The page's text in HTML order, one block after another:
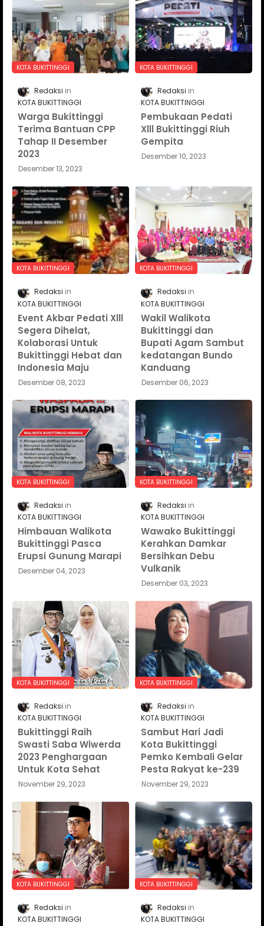
KOTA BUKITTINGGI
Redaksi
KOTA BUKITTINGGI
Warga Bukittinggi
Terima Bantuan CPP
Tahap II Desember
2023
Desember 13, 2023
KOTA BUKITTINGGI
Redaksi
KOTA BUKITTINGGI
Pembukaan Pedati
Xlll Bukittinggi Riuh
Gempita
Desember 10, 2023
KOTA BUKITTINGGI
Redaksi
KOTA BUKITTINGGI
Event Akbar Pedati Xlll
Segera Dihelat,
Kolaborasi Untuk
Bukittinggi Hebat dan
Indonesia Maju
Desember 08, 2023
KOTA BUKITTINGGI
Redaksi
KOTA BUKITTINGGI
Wakil Walikota
Bukittinggi dan
Bupati Agam Sambut
kedatangan Bundo
Kanduang
Desember 06, 2023
KOTA BUKITTINGGI
Redaksi
KOTA BUKITTINGGI
Himbauan Walikota
Bukittinggi Pasca
Erupsi Gunung Marapi
Desember 04, 2023
KOTA BUKITTINGGI
Redaksi
KOTA BUKITTINGGI
Wawako Bukittinggi
Kerahkan Damkar
Bersihkan Debu
Vulkanik
Desember 03, 2023
KOTA BUKITTINGGI
Redaksi
KOTA BUKITTINGGI
Bukittinggi Raih
Swasti Saba Wiwerda
2023 Penghargaan
Untuk Kota Sehat
November 29, 2023
KOTA BUKITTINGGI
Redaksi
KOTA BUKITTINGGI
Sambut Hari Jadi
Kota Bukittinggi
Pemko Kembali Gelar
Pesta Rakyat ke-239
November 29, 2023
KOTA BUKITTINGGI
Redaksi
KOTA BUKITTINGGI
KOTA BUKITTINGGI
Redaksi
KOTA BUKITTINGGI